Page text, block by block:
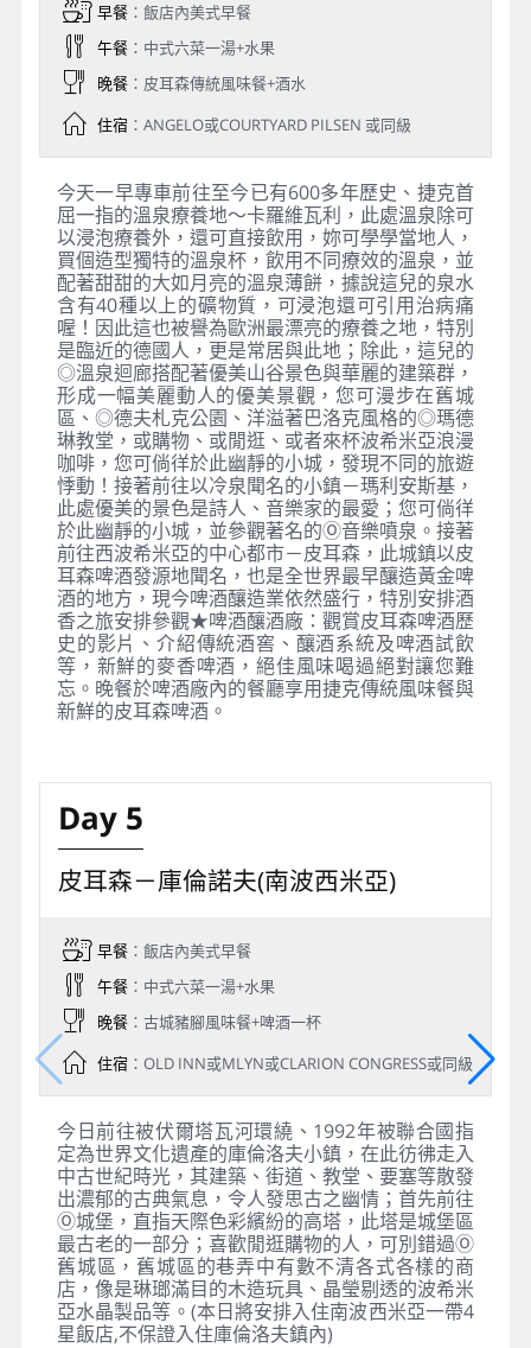
早餐：飯店內美式早餐
午餐：中式六菜一湯+水果
晚餐：皮耳森傳統風味餐+酒水
住宿：ANGELO或COURTYARD PILSEN 或同級
今天一早專車前往至今已有600多年歷史、捷克首
屈一指的溫泉療養地～卡羅維瓦利，此處溫泉除可
以浸泡療養外，還可直接飲用，妳可學學當地人，
買個造型獨特的溫泉杯，飲用不同療效的溫泉，並
配著甜甜的大如月亮的溫泉薄餅，據說這兒的泉水
含有40種以上的礦物質，可浸泡還可引用治病痛
喔！因此這也被譽為歐洲最漂亮的療養之地，特別
是臨近的德國人，更是常居與此地；除此，這兒的
◎溫泉迴廊搭配著優美山谷景色與華麗的建築群，
形成一幅美麗動人的優美景觀，您可漫步在舊城
區、◎德夫札克公園、洋溢著巴洛克風格的◎瑪德
琳教堂，或購物、或閒逛、或者來杯波希米亞浪漫
咖啡，您可倘徉於此幽靜的小城，發現不同的旅遊
悸動！接著前往以冷泉聞名的小鎮－瑪利安斯基，
此處優美的景色是詩人、音樂家的最愛；您可倘徉
於此幽靜的小城，並參觀著名的Ⓞ音樂噴泉。接著
前往西波希米亞的中心都市－皮耳森，此城鎮以皮
耳森啤酒發源地聞名，也是全世界最早釀造黃金啤
酒的地方，現今啤酒釀造業依然盛行，特別安排酒
香之旅安排參觀★啤酒釀酒廠：觀賞皮耳森啤酒歷
史的影片、介紹傳統酒窖、釀酒系統及啤酒試飲
等，新鮮的麥香啤酒，絕佳風味喝過絕對讓您難
忘。晚餐於啤酒廠內的餐廳享用捷克傳統風味餐與
新鮮的皮耳森啤酒。
Day 5
皮耳森－庫倫諾夫(南波西米亞)
早餐：飯店內美式早餐
午餐：中式六菜一湯+水果
晚餐：古城豬腳風味餐+啤酒一杯
住宿：OLD INN或MLYN或CLARION CONGRESS或同級
今日前往被伏爾塔瓦河環繞、1992年被聯合國指
定為世界文化遺產的庫倫洛夫小鎮，在此彷彿走入
中古世紀時光，其建築、街道、教堂、要塞等散發
出濃郁的古典氣息，令人發思古之幽情；首先前往
Ⓞ城堡，直指天際色彩繽紛的高塔，此塔是城堡區
最古老的一部分；喜歡閒逛購物的人，可別錯過Ⓞ
舊城區，舊城區的巷弄中有數不清各式各樣的商
店，像是琳瑯滿目的木造玩具、晶瑩剔透的波希米
亞水晶製品等。(本日將安排入住南波西米亞一帶4
星飯店,不保證入住庫倫洛夫鎮內)